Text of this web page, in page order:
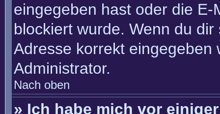
eingegeben hast oder die
blockiert wurde. Wenn du
Adresse korrekt
Administrator.
Nach oben
» Ich habe mich vor